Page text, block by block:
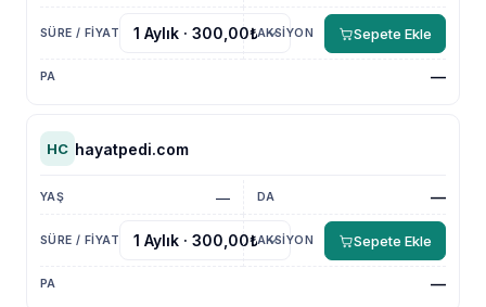
—
Sepete Ekle
HC hayatpedi.com
— —
—
Sepete Ekle